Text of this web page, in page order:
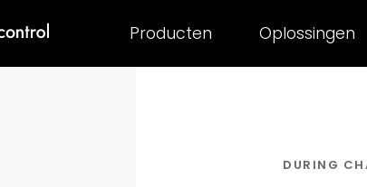
Producten Oplossingen
DURING